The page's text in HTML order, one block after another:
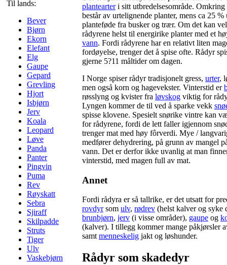
Til lands:
Bever
Bjørn
Ekorn
Elefant
Elg
Gaupe
Gepard
Grevling
Hjort
Isbjørn
Jerv
Koala
Leopard
Løve
Panda
Panter
Pingvin
Puma
Rev
Røyskatt
Sebra
Sjiraff
Skilpadde
Struts
Tiger
Ulv
Vaskebjørn
plantearteri sitt utbredelsesområde. Omkring
består av urtelignende planter, mens ca 25 %
planteføde fra busker og trær. Om det kan
rådyrene helst til energirike planter med et
vann. Fordi rådyrene har en relativt liten
fordøyelse, trenger det å spise ofte. Rådyr
gjerne 5?11 måltider om dagen.
I Norge spiser rådyr tradisjonelt gress, urter,
men også korn og hagevekster. Vinterstid er
røsslyng og kvister fra løvskog viktig for
Lyngen kommer de til ved å sparke vekk
spisse klovene. Spesielt snørike vintre kan
for rådyrene, fordi de lett faller igjennom
trenger mat med høy fôrverdi. Mye /
medfører dehydrering, på grunn av mangel
vann. Det er derfor ikke uvanlig at man
vinterstid, med magen full av mat.
Annet
Fordi rådyra er så tallrike, er det utsatt for
rovdyrsom ulv, rødrev (helst kalver og syke
brunbjørn, jerv (i visse områder), gaupe og
(kalver). I tillegg kommer mange påkjørsler
samtmenneskelig jakt og løshunder.
Rådyr som skadedyr